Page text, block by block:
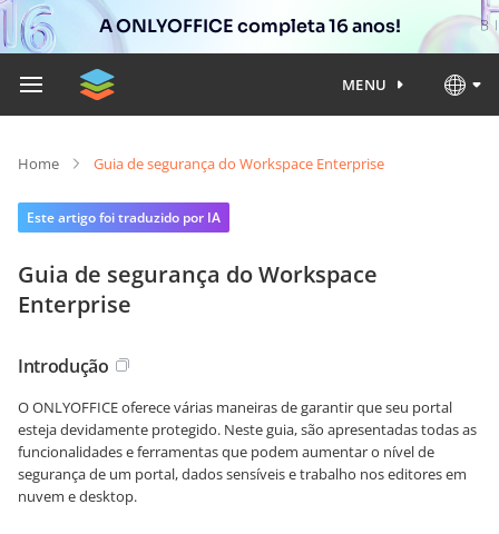
A ONLYOFFICE completa 16 anos!
MENU
Home Guia de segurança do Workspace Enterprise
Este artigo foi traduzido por IA
Guia de segurança do Workspace
Enterprise
Introdução
O ONLYOFFICE oferece várias maneiras de garantir que seu portal
esteja devidamente protegido. Neste guia, são apresentadas todas as
funcionalidades e ferramentas que podem aumentar o nível de
segurança de um portal, dados sensíveis e trabalho nos editores em
nuvem e desktop.